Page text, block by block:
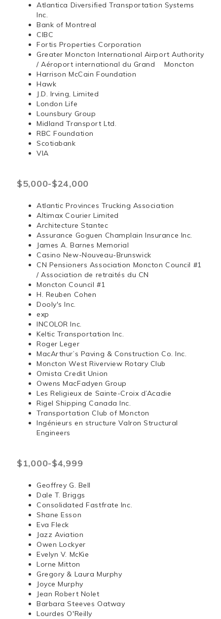
Atlantica Diversified Transportation Systems
Inc.
Bank of Montreal
CIBC
Fortis Properties Corporation
Greater Moncton International Airport Authority
/ Aéroport international du Grand Moncton
Harrison McCain Foundation
Hawk
J.D. Irving, Limited
London Life
Lounsbury Group
Midland Transport Ltd.
RBC Foundation
Scotiabank
VIA
$5,000-$24,000
Atlantic Provinces Trucking Association
Altimax Courier Limited
Architecture Stantec
Assurance Goguen Champlain Insurance Inc.
James A. Barnes Memorial
Casino New-Nouveau-Brunswick
CN Pensioners Association Moncton Council #1
/ Association de retraités du CN
Moncton Council #1
H. Reuben Cohen
Dooly's Inc.
exp
INCOLOR Inc.
Keltic Transportation Inc.
Roger Leger
MacArthur’s Paving & Construction Co. Inc.
Moncton West Riverview Rotary Club
Omista Credit Union
Owens MacFadyen Group
Les Religieux de Sainte-Croix d’Acadie
Rigel Shipping Canada Inc.
Transportation Club of Moncton
Ingénieurs en structure Valron Structural
Engineers
$1,000-$4,999
Geoffrey G. Bell
Dale T. Briggs
Consolidated Fastfrate Inc.
Shane Esson
Eva Fleck
Jazz Aviation
Owen Lockyer
Evelyn V. McKie
Lorne Mitton
Gregory & Laura Murphy
Joyce Murphy
Jean Robert Nolet
Barbara Steeves Oatway
Lourdes O'Reilly